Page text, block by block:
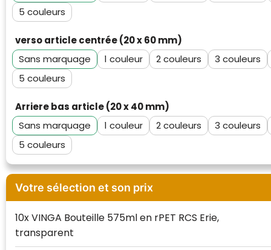
5
verso article centrée (20 x 60 mm)
Sans marquage
1 2
3
5
Arriere bas article (20 x 40 mm)
Sans marquage
1 2
3
5
Votre sélection et son prix
10x VINGA Bouteille 575ml en rPET RCS Erie,
transparent
Klantenbeoordelingen laten zien hoe een
website in het algemeen aan de behoeften
van klanten voldoet.
Trustindex werkt samen met 137
beoordelingsplatforms om
websitebezoekers toegang te geven tot
echte, geverifieerde beoordelingen op één
plaats.
Alleen beoordelingen die voldoen aan de
bewezen is dat ze spamvrij zijn worden door
Trustindex meet voortdurend de
klanttevredenheid op basis van
beoordelingen. Minder dan 1% van de
ondervraagde klanten meldde een
probleem.